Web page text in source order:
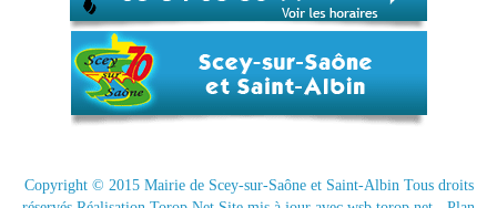
Copyright © 2015 Mairie de Scey-sur-Saône et Saint-AlbinTous droits